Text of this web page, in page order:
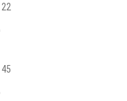
22
45